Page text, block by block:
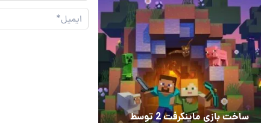
ساخت بازی ماینکرفت 2 توسط